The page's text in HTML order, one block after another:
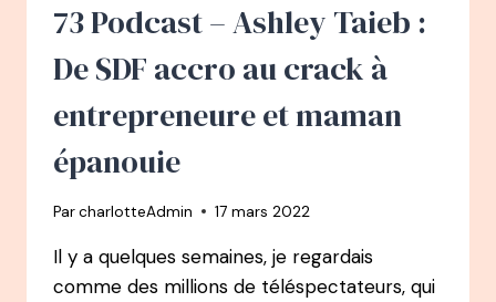
DE
À
DE
DANS
MULTIMÉDIA
CONFÉRENCIÈRE,
AUTEURE
73 Podcast – Ashley Taieb :
De SDF accro au crack à
entrepreneure et maman
épanouie
ParcharlotteAdmin 17 mars 2022
Il y a quelques semaines, je regardais
comme des millions de téléspectateurs, qui